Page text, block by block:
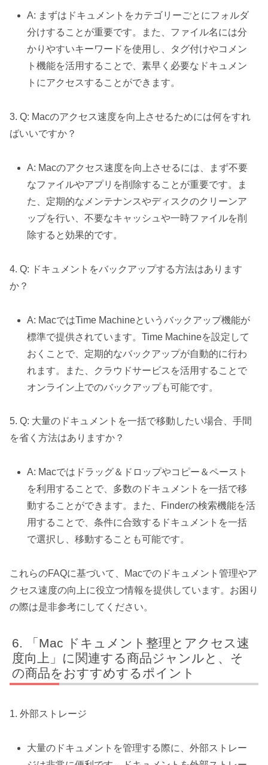
A: まずはドキュメントをカテゴリーごとにフォルダ
分けすることが重要です。また、ファイル名には分
かりやすいキーワードを使用し、タグ付けやコメン
ト機能を活用することで、素早く必要なドキュメン
トにアクセスすることができます。
3. Q: Macのアクセス速度を向上させるためには何をすれ
ばいいですか？
A: Macのアクセス速度を向上させるには、まず不要
なファイルやアプリを削除することが重要です。ま
た、定期的なメンテナンスやディスクのクリーンア
ップを行い、不要なキャッシュや一時ファイルを削
除すると効果的です。
4. Q: ドキュメントをバックアップする方法はあります
か？
A: MacではTime Machineというバックアップ機能が
標準で提供されています。Time Machineを設定して
おくことで、定期的なバックアップが自動的に行わ
れます。また、クラウドサービスを活用することで
オンライン上でのバックアップも可能です。
5. Q: 大量のドキュメントを一括で移動したい場合、手間
を省く方法はありますか？
A: Macではドラッグ＆ドロップやコピー＆ペースト
を利用することで、多数のドキュメントを一括で移
動することができます。また、Finderの検索機能を活
用することで、条件に合致するドキュメントを一括
で選択し、移動することも可能です。
これらのFAQに基づいて、Macでのドキュメント管理やア
クセス速度の向上に役立つ情報を提供しています。お困り
の際は是非参考にしてください。
「Mac ドキュメント整理とアクセス速
度向上」に関連する商品ジャンルと、そ
の商品をおすすめするポイント
1. 外部ストレージ
大量のドキュメントを管理する際に、外部ストレー